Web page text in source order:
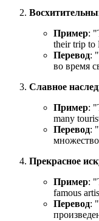
Пример: "
their trip to
Перевод:
во время
Славное
Пример: "
many
Перевод:
Прекрасное
Пример: "
famous
Перевод: